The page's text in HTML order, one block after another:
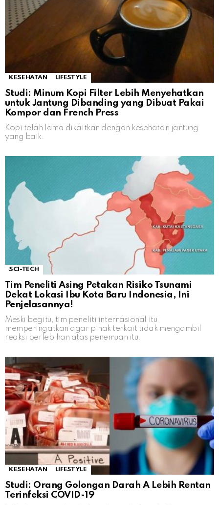
KESEHATAN LIFESTYLE
Studi: Minum Kopi Filter Lebih Menyehatkan
untuk Jantung Dibanding yang Dibuat Pakai
Kompor dan French Press
Kopi telah lama dikaitkan dengan kesehatan jantung
yang baik.
SCI-TECH
Tim Peneliti Asing Petakan Risiko Tsunami
Dekat Lokasi Ibu Kota Baru Indonesia, Ini
Penjelasannya!
Meski begitu, tim peneliti internasional itu
memperingatkan agar pihak terkait tidak mengambil
reaksi berlebihan atas penemuan itu.
KESEHATAN LIFESTYLE
Studi: Orang Golongan Darah A Lebih Rentan
Terinfeksi COVID-19